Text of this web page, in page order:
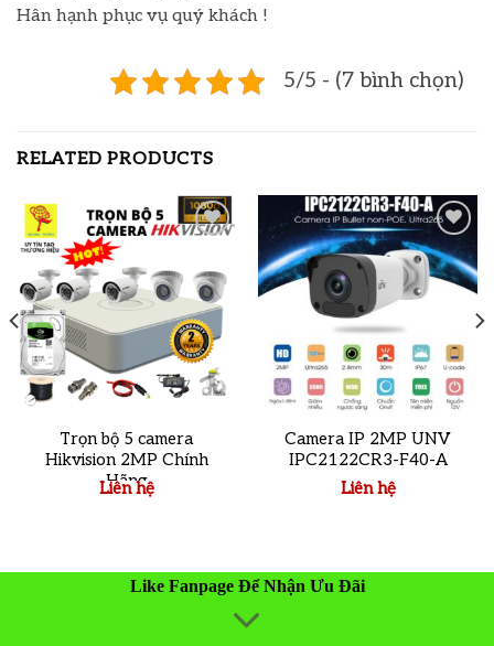
Hân hạnh phục vụ quý khách !
5/5 - (7 bình chọn)
RELATED PRODUCTS
Add to
wishlist
Trọn bộ 5 camera
Hikvision 2MP Chính
Hãng
Liên hệ
Add to
Camera IP 2MP UNV
IPC2122CR3-F40-A
Liên hệ
Like Fanpage Để Nhận Ưu Đãi